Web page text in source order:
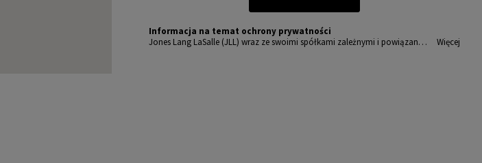
Informacja na temat ochrony prywatności
Jones Lang LaSalle (JLL) wraz ze swoimi spółkami zależnymi i powiązany
Więcej